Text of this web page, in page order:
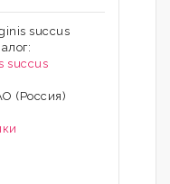
succus
succus
(Россия)